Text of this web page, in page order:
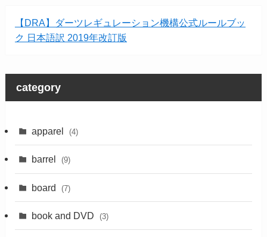
【DRA】ダーツレギュレーション機構公式ルールブッ
ク 日本語訳 2019年改訂版
category
apparel (4)
barrel (9)
board (7)
book and DVD (3)